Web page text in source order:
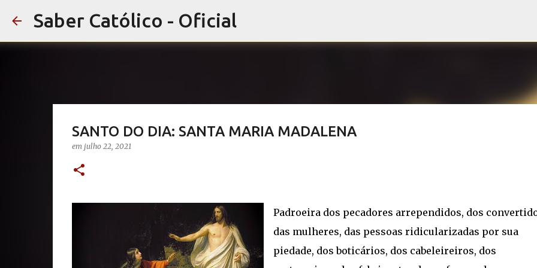
Saber Católico - Oficial
SANTO DO DIA: SANTA MARIA MADALENA
em julho 22, 2021
Padroeira dos pecadores arrependidos, dos
das mulheres, das pessoas ridicularizadas por sua
piedade, dos boticários, dos cabeleireiros, dos